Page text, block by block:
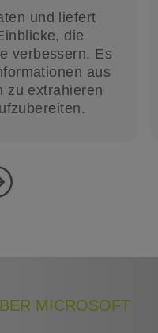
und liefert
die
verbessern. Es
aus
zu extrahieren
MICROSOFT